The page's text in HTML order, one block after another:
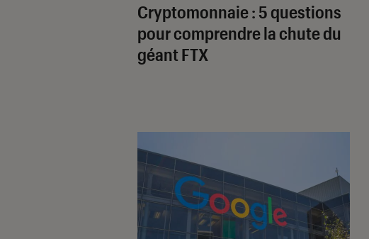
Cryptomonnaie : 5 questions
pour comprendre la chute du
géant FTX